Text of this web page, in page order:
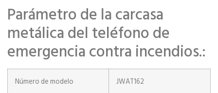
Parámetro de la carcasa
metálica del teléfono de
emergencia contra incendios.:
Número de modelo JWAT162